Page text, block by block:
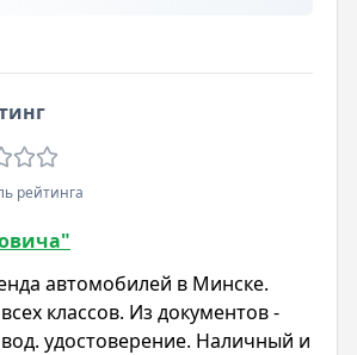
автомобилей в Минске.
классов. Из документов -
удостоверение. Наличный и
рейтинга